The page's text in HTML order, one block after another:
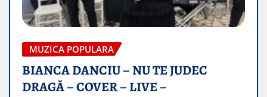
MUZICA POPULARA
BIANCA DANCIU – NU TE JUDEC
DRAGĂ – COVER – LIVE –